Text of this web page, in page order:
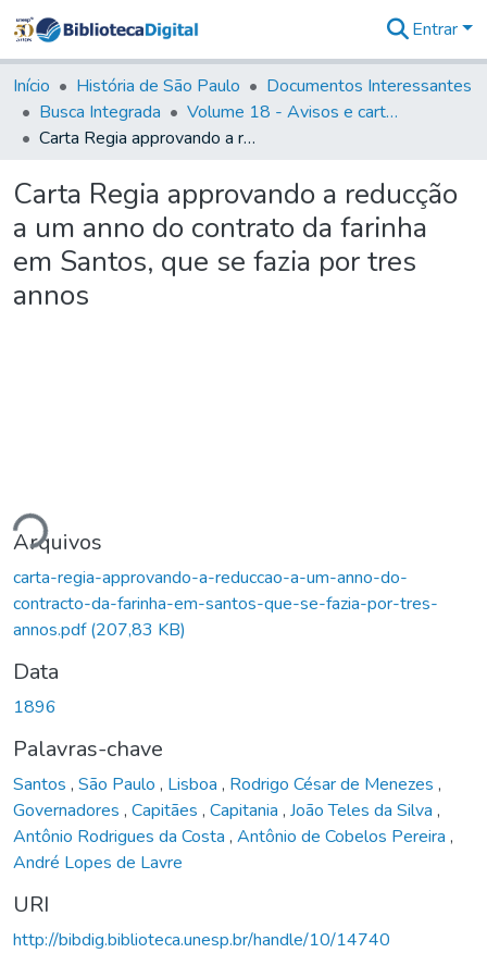
&
Coleções
Tudo na
Biblioteca
Estatísticas
Entrar
Início História de São Paulo
Documentos Interessantes
Busca Integrada
Volume 18 - Avisos e cartas régias (1714- 29)
Carta Regia approvando a reducção a um anno do contrato da farinha em Santos, que se fazia por tres annos
Carta Regia approvando a reducção
a um anno do contrato da farinha
em Santos, que se fazia por tres
annos
Arquivos
carta-regia-approvando-a-reduccao-a-um-anno-do-
contracto-da-farinha-em-santos-que-se-fazia-por-tres-
annos.pdf(207,83 KB)
Data
1896
Palavras-chave
Santos , São Paulo , Lisboa , Rodrigo César de Menezes ,
Governadores , Capitães , Capitania , João Teles da Silva ,
Antônio Rodrigues da Costa , Antônio de Cobelos Pereira ,
André Lopes de Lavre
URI
http://bibdig.biblioteca.unesp.br/handle/10/14740